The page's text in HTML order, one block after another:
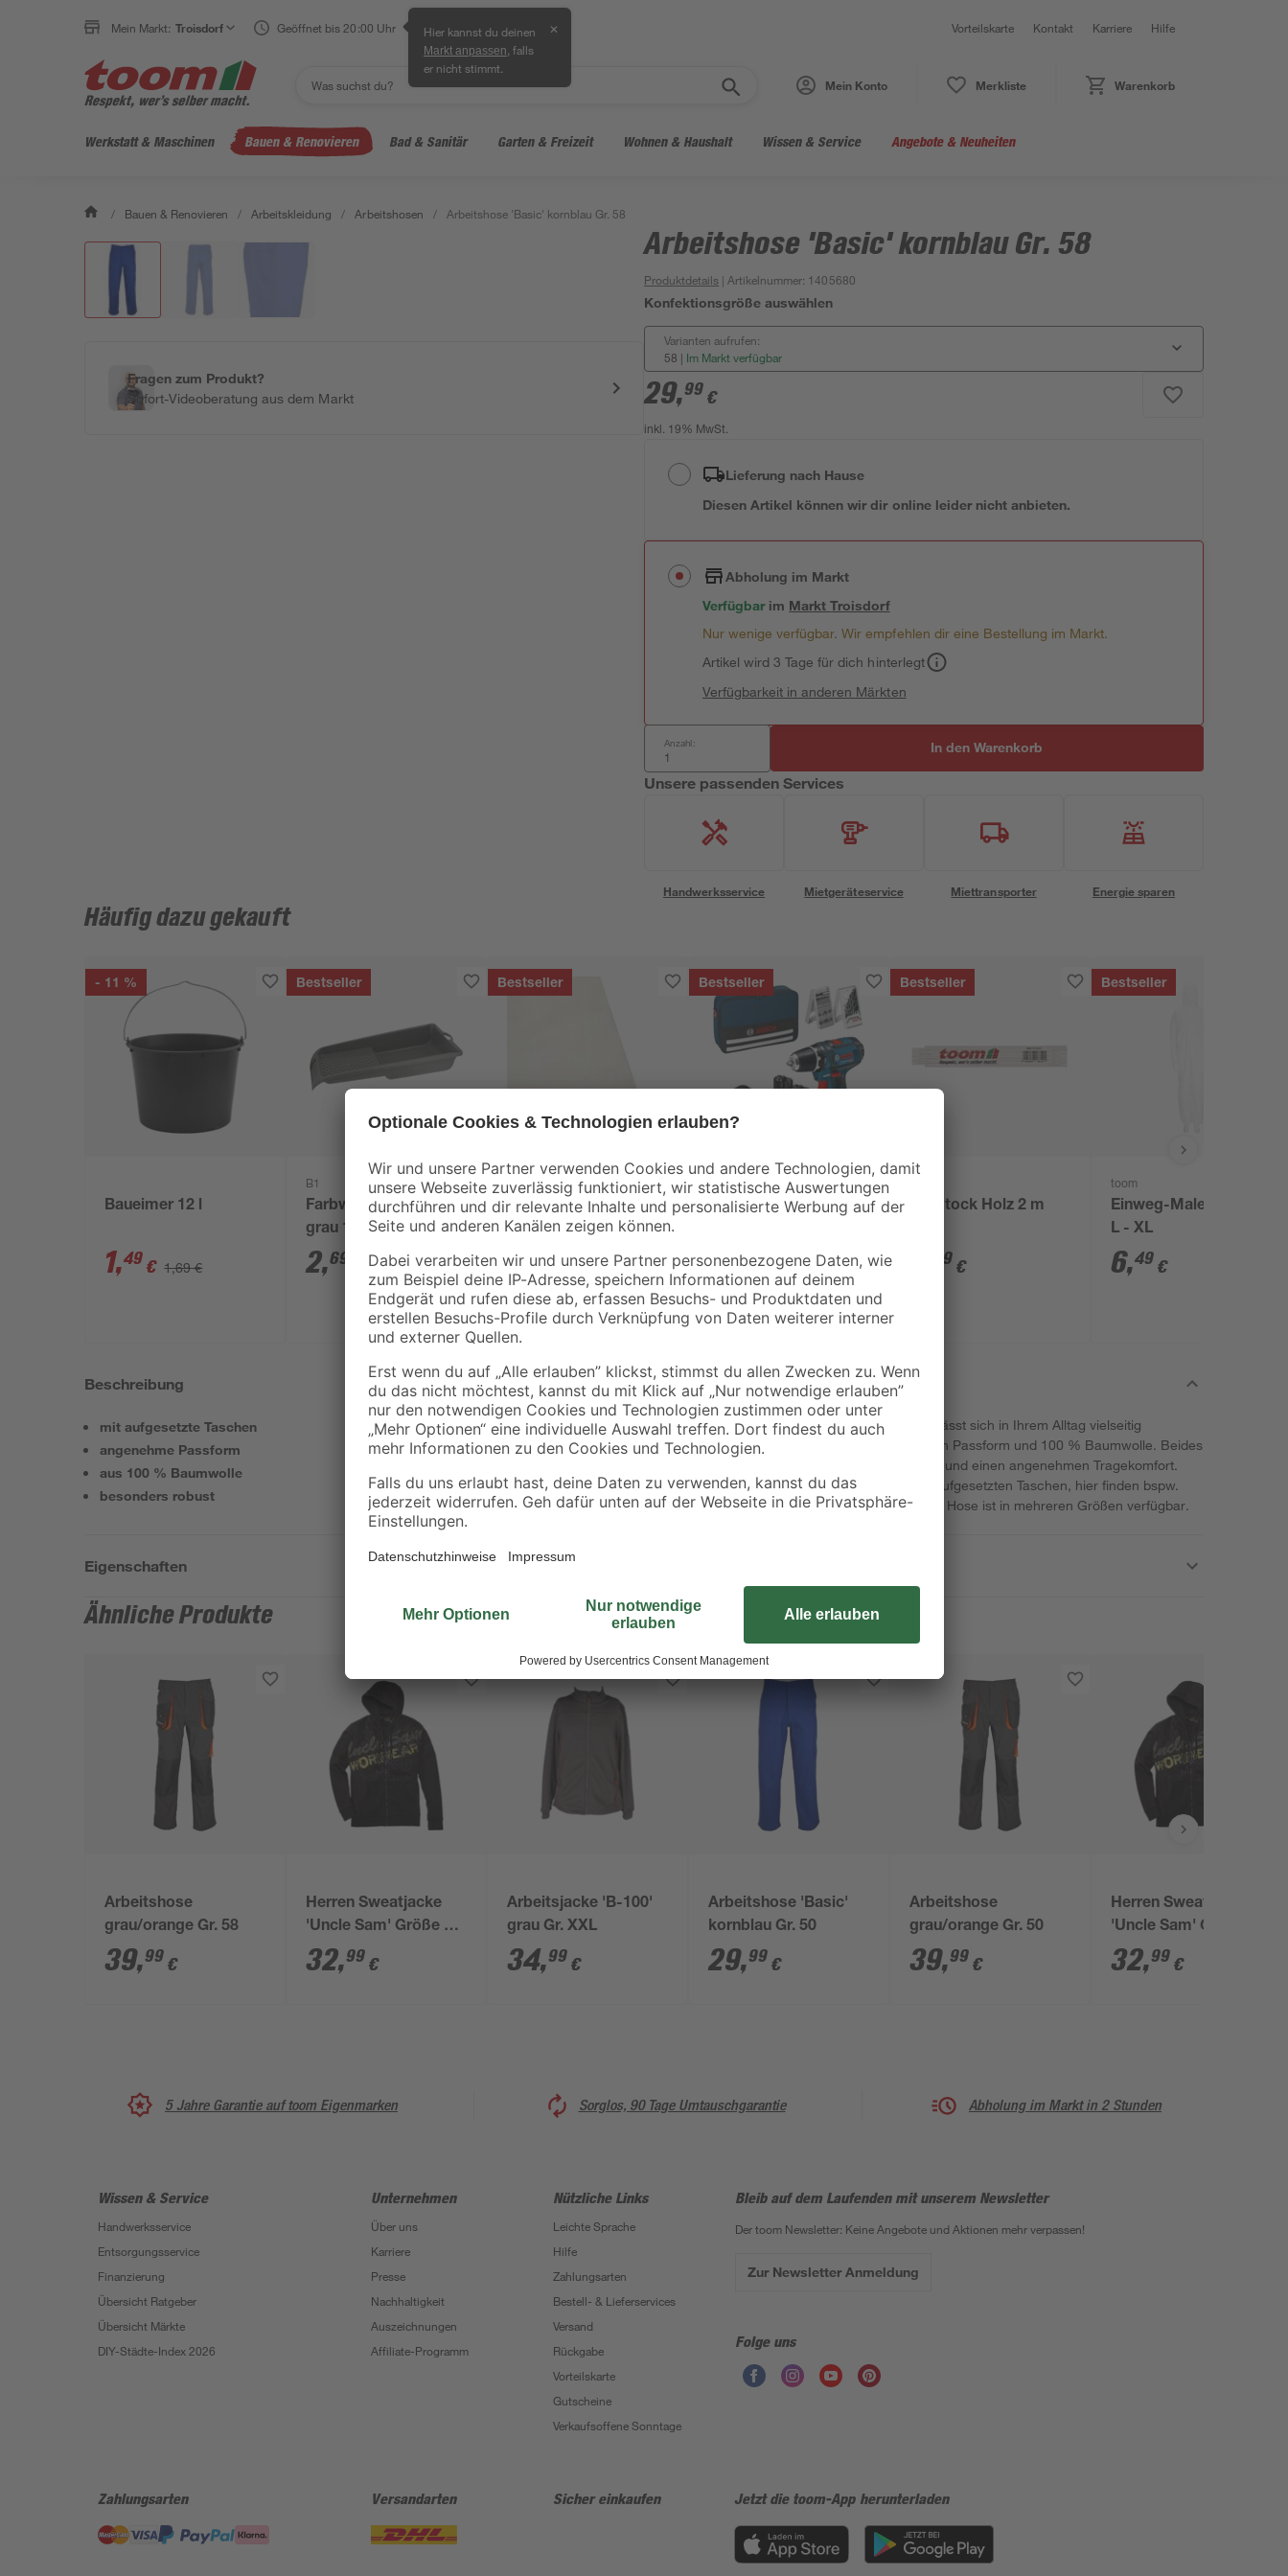
Mein Markt: Troisdorf Geöffnet bis 20:00 Uhr Hier kannst du deinen
Markt anpassen , falls
er nicht stimmt.
✕ Vorteilskarte Kontakt Karriere Hilfe
Mein Konto Merkliste Warenkorb
Werkstatt & Maschinen Bauen & Renovieren Bad & Sanitär Garten & Freizeit Wohnen & Haushalt Wissen & Service Angebote & Neuheiten
/ Bauen & Renovieren / Arbeitskleidung / Arbeitshosen / Arbeitshose 'Basic' kornblau Gr. 58
Fragen zum Produkt?
Sofort-Videoberatung aus dem Markt
Arbeitshose 'Basic' kornblau Gr. 58
Produktdetails | Artikelnummer: 1405680
Konfektionsgröße auswählen
Varianten aufrufen:
58 | Im Markt verfügbar
29,99 €
inkl. 19% MwSt.
Lieferung nach Hause
Diesen Artikel können wir dir online leider nicht anbieten.
Abholung im Markt
Verfügbar im MarktTroisdorf
Nur wenige verfügbar. Wir empfehlen dir eine Bestellung im Markt.
Artikel wird 3 Tage für dich hinterlegt
Verfügbarkeit in anderen Märkten
Anzahl: In den Warenkorb
Unsere passenden Services
Handwerksservice Mietgeräteservice Miettransporter Energie sparen
Häufig dazu gekauft
- 11 %
Baueimer 12 l
1,49 € 1,69 €
Bestseller
B1
Farbwanne Kunststoff
grau 15 x 32 cm
2,69
Bestseller
B1
Abdeckplane
Polyethylen
transparent 4 x 5 m
0,06€/ m²
1,29 € / Pack
Bestseller
Bosch
Akku-Bohrschrauber
Professional' mit 2
Akkus, Tasche und
Zubehörset
119,99 €
Bestseller
Zollstock Holz 2 m
29 €
Bestseller
toom
Einweg-Maler-Overall,
L - XL
6,49 €
Beschreibung
mit aufgesetzte Taschen
angenehme Passform
aus 100 % Baumwolle
besonders robust
Die Arbeitshose Basic in klassischem Kornblau lässt sich in Ihrem Alltag vielseitig
einsetzen. Die Hose überzeugt mit einer lockeren Passform und 100 % Baumwolle. Beides
spricht für uneingeschränkte Bewegungsfreiheit und einen angenehmen Tragekomfort.
Außerdem punktet die Baumwollhose mit zwei aufgesetzten Taschen, hier finden bspw.
Zollstock, Stifte oder Schraubenzieher Platz. Die Hose ist in mehreren Größen verfügbar.
Eigenschaften
Ähnliche Produkte
Arbeitshose
grau/orange Gr. 58
39,99 €
Herren Sweatjacke
'Uncle Sam' Größe M
anthrazit/schwarz
32,99 €
Arbeitsjacke 'B-100'
grau Gr. XXL
34,99 €
Arbeitshose 'Basic'
kornblau Gr. 50
29,99 €
Arbeitshose
grau/orange Gr. 50
39,99 €
Herren Sweatjacke
'Uncle Sam' Größe L
anthrazit/schwarz
32,99 €
5 Jahre Garantie auf toom Eigenmarken Sorglos, 90 Tage Umtauschgarantie Abholung im Markt in 2 Stunden
Wissen & Service
Handwerksservice
Entsorgungsservice
Finanzierung
Übersicht Ratgeber
Übersicht Märkte
DIY-Städte-Index 2026
Unternehmen
Über uns
Karriere
Presse
Nachhaltigkeit
Auszeichnungen
Affiliate-Programm
Nützliche Links
Leichte Sprache
Hilfe
Zahlungsarten
Bestell- & Lieferservices
Versand
Rückgabe
Vorteilskarte
Gutscheine
Verkaufsoffene Sonntage
Bleib auf dem Laufenden mit unserem Newsletter
Der toom Newsletter: Keine Angebote und Aktionen mehr verpassen!
Zur Newsletter Anmeldung
Folge uns
Zahlungsarten Versandarten Sicher einkaufen Jetzt die toom-App herunterladen